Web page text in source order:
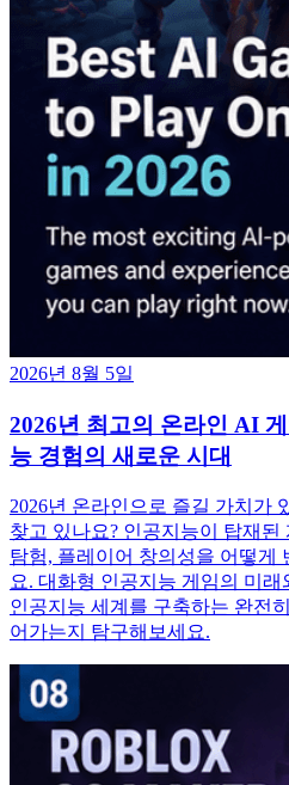
2026년 8월 5일
2026년 최고의 온라인 AI
능 경험의 새로운 시대
2026년 온라인으로 즐길 가치가
찾고 있나요? 인공지능이 탑재된
탐험, 플레이어 창의성을 어떻게
요. 대화형 인공지능 게임의 미래
인공지능 세계를 구축하는 완전
어가는지 탐구해보세요.